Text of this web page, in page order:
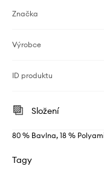
Značka
Výrobce
ID produktu
Složení
80 % Bavlna, 18 %
Tagy